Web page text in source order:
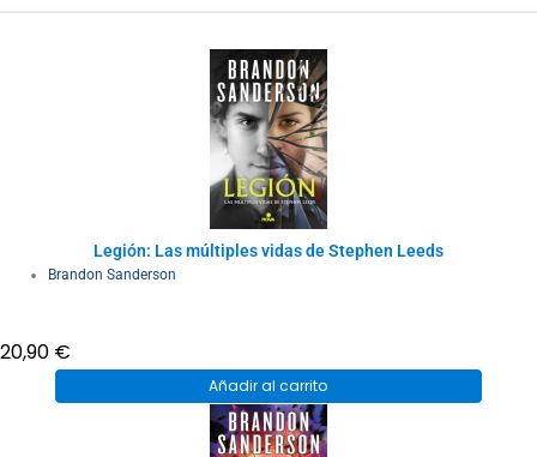
Legión: Las múltiples vidas de Stephen Leeds
Brandon Sanderson
20,90 €
Añadir al carrito